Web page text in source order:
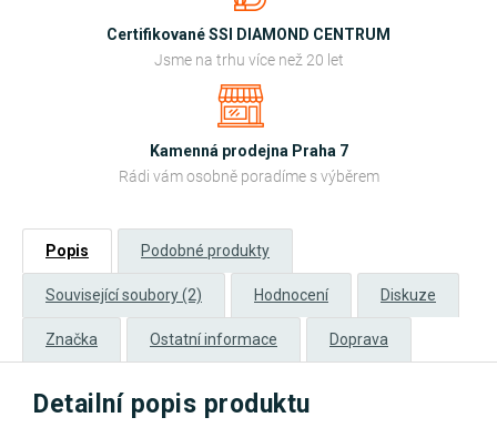
Certifikované SSI DIAMOND CENTRUM
Jsme na trhu více než 20 let
Kamenná prodejna Praha 7
Rádi vám osobně poradíme s výběrem
Popis Podobné produkty
Související soubory (2) Hodnocení Diskuze
Značka Ostatní informace Doprava
Detailní popis produktu